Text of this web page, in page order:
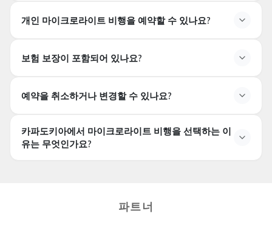
개인 마이크로라이트 비행을 예약할 수 있나요?
보험 보장이 포함되어 있나요?
예약을 취소하거나 변경할 수 있나요?
카파도키아에서 마이크로라이트 비행을 선택하는 이
유는 무엇인가요?
파트너